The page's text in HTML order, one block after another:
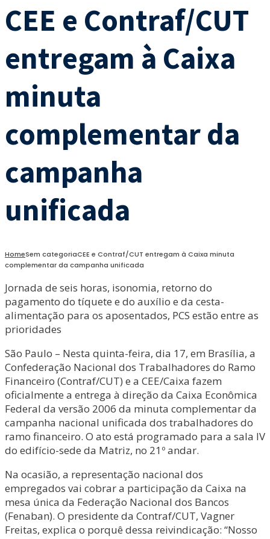
CEE e Contraf/CUT
entregam à Caixa
minuta
complementar da
campanha
unificada
HomeSem categoriaCEE e Contraf/CUT entregam à Caixa minuta
complementar da campanha unificada
Jornada de seis horas, isonomia, retorno do
pagamento do tíquete e do auxílio e da cesta-
alimentação para os aposentados, PCS estão entre as
prioridades
São Paulo – Nesta quinta-feira, dia 17, em Brasília, a
Confederação Nacional dos Trabalhadores do Ramo
Financeiro (Contraf/CUT) e a CEE/Caixa fazem
oficialmente a entrega à direção da Caixa Econômica
Federal da versão 2006 da minuta complementar da
campanha nacional unificada dos trabalhadores do
ramo financeiro. O ato está programado para a sala IV
do edifício-sede da Matriz, no 21º andar.
Na ocasião, a representação nacional dos
empregados vai cobrar a participação da Caixa na
mesa única da Federação Nacional dos Bancos
(Fenaban). O presidente da Contraf/CUT, Vagner
Freitas, explica o porquê dessa reivindicação: “Nosso